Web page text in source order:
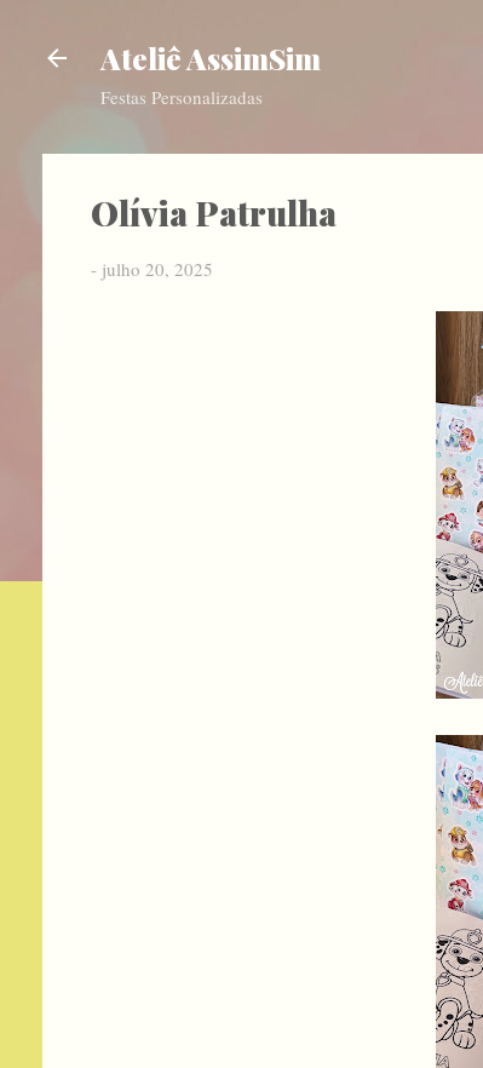
Ateliê AssimSim
Festas Personalizadas
Olívia Patrulha
- julho 20, 2025